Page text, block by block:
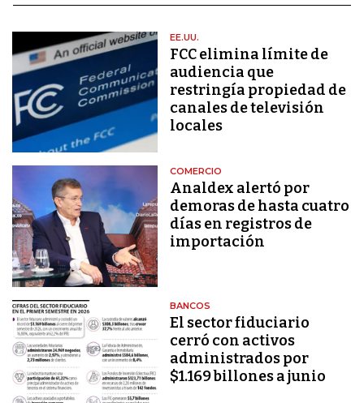
EE.UU.
FCC elimina límite de
audiencia que
restringía propiedad de
canales de televisión
locales
COMERCIO
Analdex alertó por
demoras de hasta cuatro
días en registros de
importación
BANCOS
El sector fiduciario
cerró con activos
administrados por
$1.169 billones a junio